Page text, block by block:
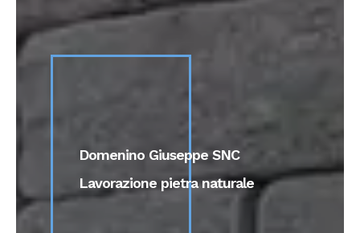
Domenino Giuseppe SNC
Lavorazione pietra naturale